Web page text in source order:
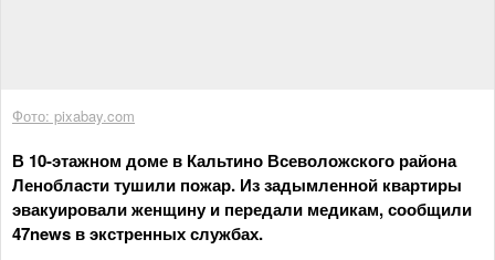
Фото: pixabay.com
В 10-этажном доме в Кальтино Всеволожского района
Ленобласти тушили пожар. Из задымленной квартиры
эвакуировали женщину и передали медикам, сообщили
47news в экстренных службах.